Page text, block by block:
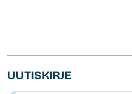
UUTISKIRJE